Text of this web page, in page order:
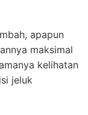
apapun
maksimal
kelihatan
jeluk